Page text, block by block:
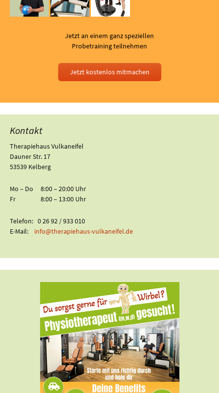
Jetzt an einem ganz speziellen
Probetraining teilnehmen
Jetzt kostenlos mitmachen
Kontakt
Therapiehaus Vulkaneifel
Dauner Str. 17
53539 Kelberg
Mo – Do 8:00 – 20:00 Uhr
Fr 8:00 – 13:00 Uhr
Telefon: 0 26 92 / 933 010
E-Mail: info@therapiehaus-vulkaneifel.de